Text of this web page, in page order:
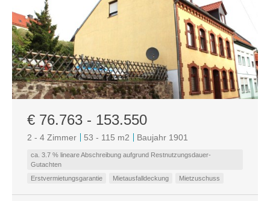
€ 76.763 - 153.550
2 - 4 Zimmer 53 - 115 m2 Baujahr 1901
ca. 3.7 % lineare Abschreibung aufgrund Restnutzungsdauer-
Gutachten
Erstvermietungsgarantie
Mietausfalldeckung Mietzuschuss